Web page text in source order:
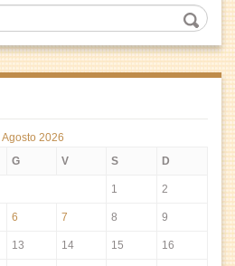
Agosto 2026
G V S D
1 2
6 7 8 9
13 14 15 16